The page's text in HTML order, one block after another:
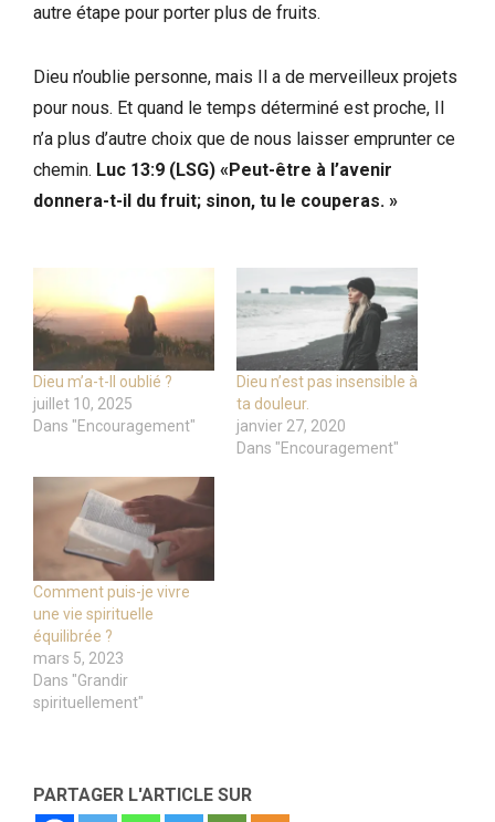
autre étape pour porter plus de fruits.
Dieu n’oublie personne, mais Il a de merveilleux projets
pour nous. Et quand le temps déterminé est proche, Il
n’a plus d’autre choix que de nous laisser emprunter ce
chemin. Luc 13:9 (LSG) «Peut-être à l’avenir
donnera-t-il du fruit; sinon, tu le couperas. »
Dieu m’a-t-Il oublié ?
juillet 10, 2025
Dans "Encouragement"
Dieu n’est pas insensible à
ta douleur.
janvier 27, 2020
Dans "Encouragement"
Comment puis-je vivre
une vie spirituelle
équilibrée ?
mars 5, 2023
Dans "Grandir
spirituellement"
PARTAGER L'ARTICLE SUR